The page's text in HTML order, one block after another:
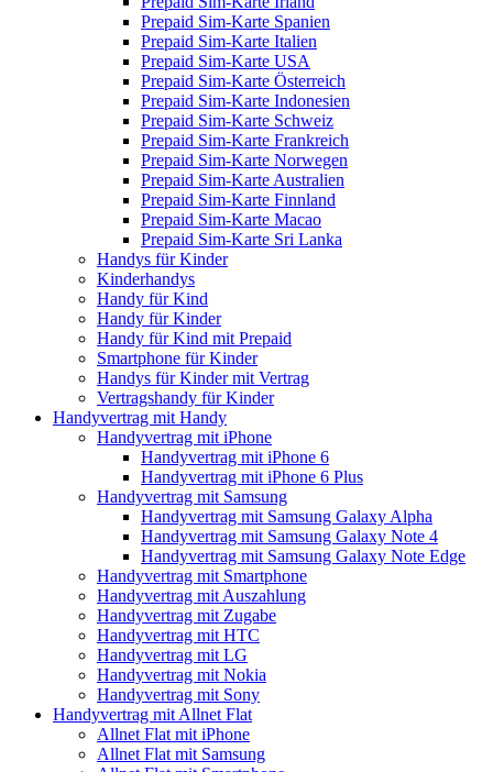
Prepaid Sim-Karte Spanien
Prepaid Sim-Karte Italien
Prepaid Sim-Karte USA
Prepaid Sim-Karte Österreich
Prepaid Sim-Karte Indonesien
Prepaid Sim-Karte Schweiz
Prepaid Sim-Karte Frankreich
Prepaid Sim-Karte Norwegen
Prepaid Sim-Karte Australien
Prepaid Sim-Karte Finnland
Prepaid Sim-Karte Macao
Prepaid Sim-Karte Sri Lanka
Handys für Kinder
Kinderhandys
Handy für Kind
Handy für Kinder
Handy für Kind mit Prepaid
Smartphone für Kinder
Handys für Kinder mit Vertrag
Vertragshandy für Kinder
Handyvertrag mit Handy
Handyvertrag mit iPhone
Handyvertrag mit iPhone 6
Handyvertrag mit iPhone 6 Plus
Handyvertrag mit Samsung
Handyvertrag mit Samsung Galaxy Alpha
Handyvertrag mit Samsung Galaxy Note 4
Handyvertrag mit Samsung Galaxy Note Edge
Handyvertrag mit Smartphone
Handyvertrag mit Auszahlung
Handyvertrag mit Zugabe
Handyvertrag mit HTC
Handyvertrag mit LG
Handyvertrag mit Nokia
Handyvertrag mit Sony
Handyvertrag mit Allnet Flat
Allnet Flat mit iPhone
Allnet Flat mit Samsung